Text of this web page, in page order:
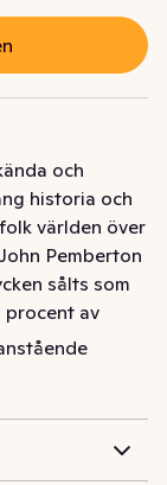
och
historia och
världen över
Pemberton
sålts som
procent av
Coca-Cola
lanserades
since 1886 •
•